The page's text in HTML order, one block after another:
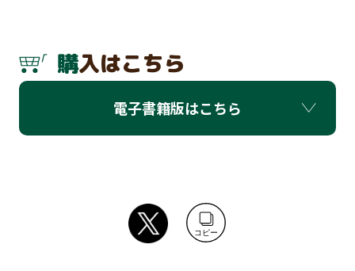
購入はこちら
電子書籍版はこちら
コピー